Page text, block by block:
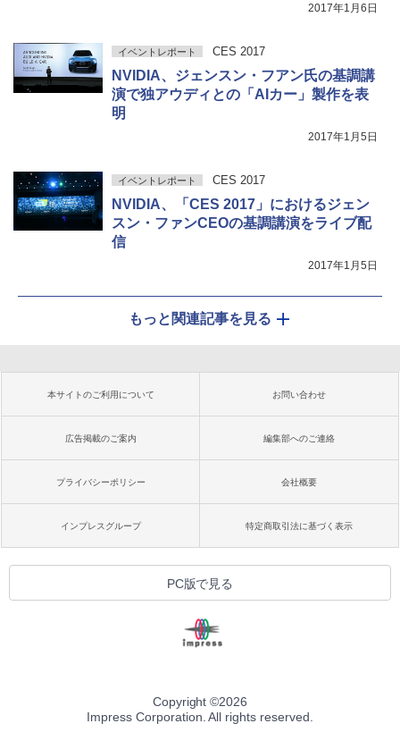
2017年1月6日
イベントレポート CES 2017
NVIDIA、ジェンスン・フアン氏の基調講
演で独アウディとの「AIカー」製作を表
明
2017年1月5日
イベントレポート CES 2017
NVIDIA、「CES 2017」におけるジェン
スン・ファンCEOの基調講演をライブ配
信
2017年1月5日
もっと関連記事を見る
本サイトのご利用について お問い合わせ
広告掲載のご案内 編集部へのご連絡
プライバシーポリシー 会社概要
インプレスグループ 特定商取引法に基づく表示
PC版で見る
Copyright ©2026
Impress Corporation. All rights reserved.